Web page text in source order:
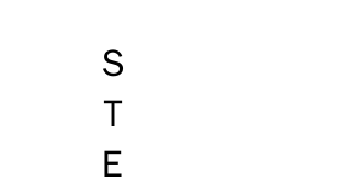
Ｓ
Ｔ
Ｅ